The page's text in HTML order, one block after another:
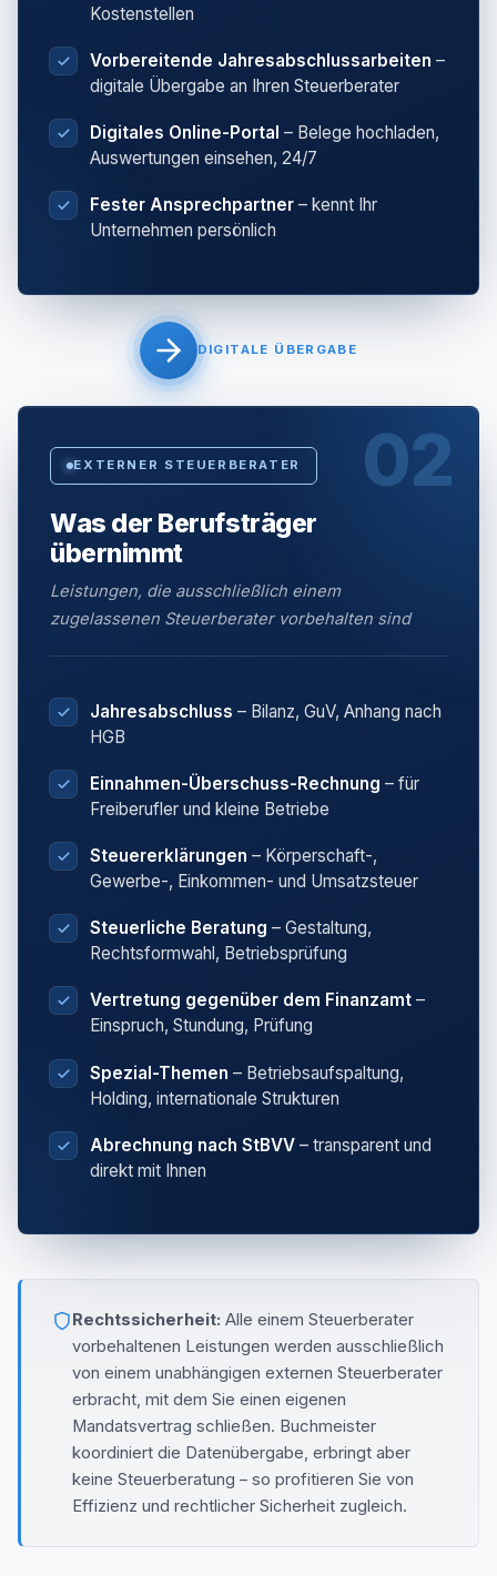
Kostenstellen
Vorbereitende Jahresabschlussarbeiten –
digitale Übergabe an Ihren Steuerberater
Digitales Online-Portal – Belege hochladen,
Auswertungen einsehen, 24/7
Fester Ansprechpartner – kennt Ihr
Unternehmen persönlich
DIGITALE ÜBERGABE
02
EXTERNER STEUERBERATER
Was der Berufsträger
übernimmt
Leistungen, die ausschließlich einem
zugelassenen Steuerberater vorbehalten sind
Jahresabschluss – Bilanz, GuV, Anhang nach
HGB
Einnahmen-Überschuss-Rechnung – für
Freiberufler und kleine Betriebe
Steuererklärungen – Körperschaft-,
Gewerbe-, Einkommen- und Umsatzsteuer
Steuerliche Beratung – Gestaltung,
Rechtsformwahl, Betriebsprüfung
Vertretung gegenüber dem Finanzamt –
Einspruch, Stundung, Prüfung
Spezial-Themen – Betriebsaufspaltung,
Holding, internationale Strukturen
Abrechnung nach StBVV – transparent und
direkt mit Ihnen
Rechtssicherheit: Alle einem Steuerberater
vorbehaltenen Leistungen werden ausschließlich
von einem unabhängigen externen Steuerberater
erbracht, mit dem Sie einen eigenen
Mandatsvertrag schließen. Buchmeister
koordiniert die Datenübergabe, erbringt aber
keine Steuerberatung – so profitieren Sie von
Effizienz und rechtlicher Sicherheit zugleich.